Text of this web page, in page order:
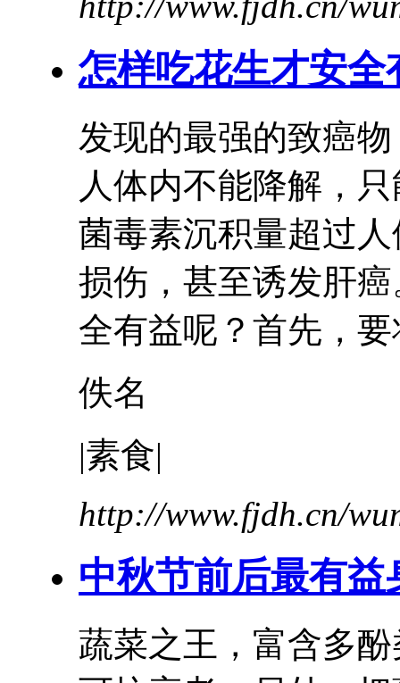
怎样吃花生才安全
发现的最强的致癌
人体内不能降解，
菌毒素沉积量超过
损伤，甚至诱发肝
全有益呢？首先，
佚名
|素食|
http://www.fjdh.cn/
中秋节前后最有益
蔬菜之王，富含多